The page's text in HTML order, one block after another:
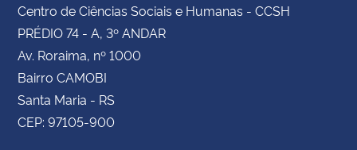
Planalto
Centro de Ciências Sociais e Humanas - CCSH
PRÉDIO 74 - A, 3º ANDAR
Av. Roraima, nº 1000
Bairro CAMOBI
Santa Maria - RS
CEP: 97105-900